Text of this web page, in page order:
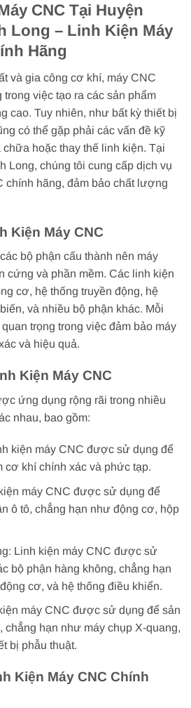
CNC Tại Huyện
Long – Linh Kiện Máy
Hãng
và gia công cơ khí, máy CNC
trong việc tạo ra các sản phẩm
cao. Tuy nhiên, như bất kỳ thiết bị
có thể gặp phải các vấn đề kỹ
hoặc thay thế linh kiện. Tại
Long, chúng tôi cung cấp dịch vụ
chính hãng, đảm bảo chất lượng
Kiện Máy CNC
bộ phận cấu thành nên máy
cứng và phần mềm. Các linh kiện
cơ, hệ thống truyền động, hệ
và nhiều bộ phận khác. Mỗi
trọng trong việc đảm bảo máy
và hiệu quả.
Kiện Máy CNC
ứng dụng rộng rãi trong nhiều
nhau, bao gồm:
kiện máy CNC được sử dụng để
cơ khí chính xác và phức tạp.
máy CNC được sử dụng để
ô tô, chẳng hạn như động cơ, hộp
Linh kiện máy CNC được sử
bộ phận hàng không, chẳng hạn
cơ, và hệ thống điều khiển.
máy CNC được sử dụng để sản
chẳng hạn như máy chụp X-quang,
bị phẫu thuật.
Kiện Máy CNC Chính